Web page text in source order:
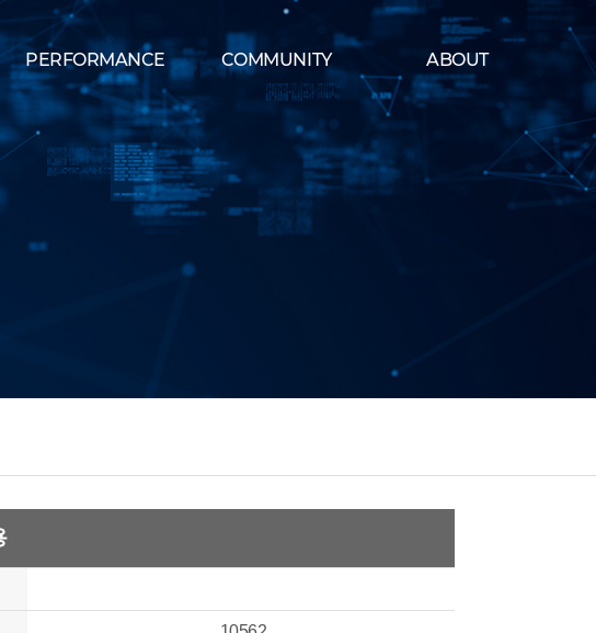
PERFORMANCE COMMUNITY ABOUT